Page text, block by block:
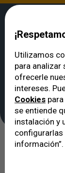
VERTE
La úvea,
Utilizamos
para analizar
ofrecerle
intereses.
Cookies
se entiende
instalación y
configurarlas
información”.